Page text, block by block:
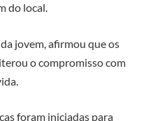
do local.
jovem, afirmou que os
o compromisso com
foram iniciadas para